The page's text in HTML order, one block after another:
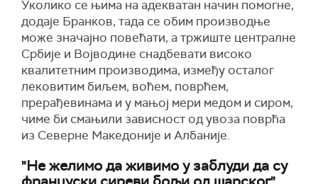
Уколико се њима на адекватан начин помогне,
додаје Бранков, тада се обим производње
може значајно повећати, а тржиште централне
Србије и Војводине снадбевати високо
квалитетним производима, између осталог
лековитим биљем, воћем, поврћем,
прерађевинама и у мањој мери медом и сиром,
чиме би смањили зависност од увоза поврћа
из Северне Македоније и Албаније.
"Не желимо да живимо у заблуди да су